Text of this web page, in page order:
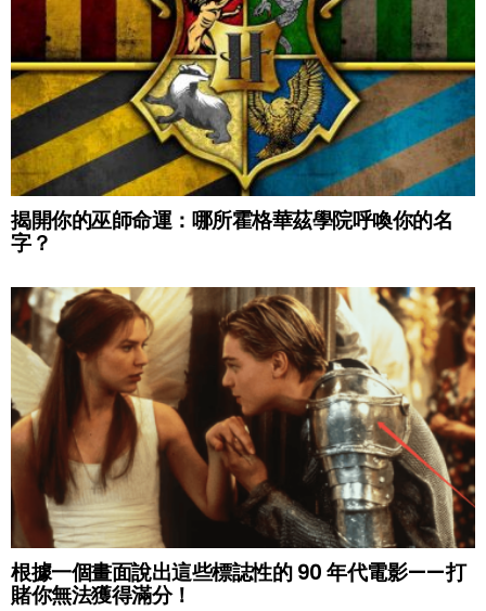
揭開你的巫師命運：哪所霍格華茲學院呼喚你的名
字？
根據一個畫面說出這些標誌性的 90 年代電影——打
賭你無法獲得滿分！